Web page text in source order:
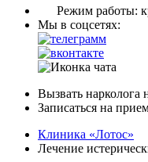
Режим работы:
Мы в соцсетях:
Вызвать нарколога
Записаться на
Клиника «Лотос»
Лечение